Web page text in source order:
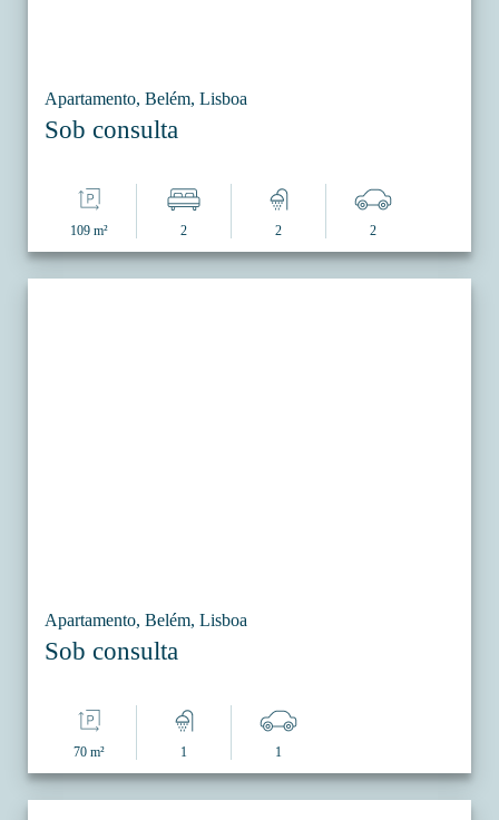
Apartamento, Belém, Lisboa
Sob consulta
109 m² 2 2 2
Apartamento, Belém, Lisboa
Sob consulta
70 m² 1 1